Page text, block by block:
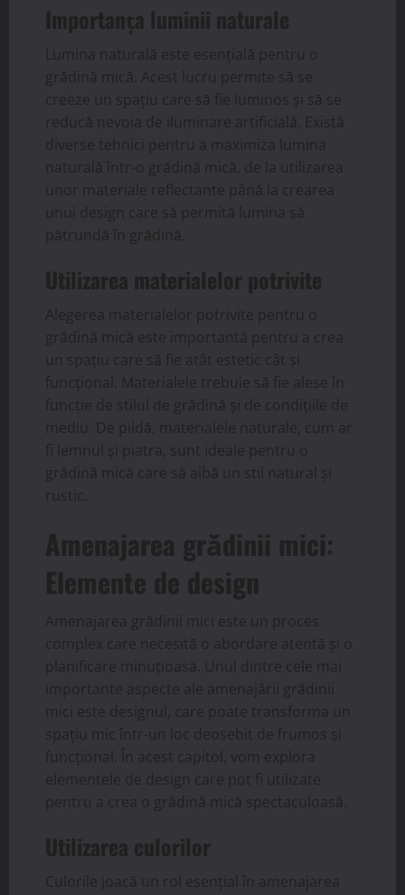
Importanța luminii naturale
Lumina naturală este esențială pentru o
grădină mică. Acest lucru permite să se
creeze un spațiu care să fie luminos și să se
reducă nevoia de iluminare artificială. Există
diverse tehnici pentru a maximiza lumina
naturală într-o grădină mică, de la utilizarea
unor materiale reflectante până la crearea
unui design care să permită lumina să
pătrundă în grădină.
Utilizarea materialelor potrivite
Alegerea materialelor potrivite pentru o
grădină mică este importantă pentru a crea
un spațiu care să fie atât estetic cât și
funcțional. Materialele trebuie să fie alese în
funcție de stilul de grădină și de condițiile de
mediu. De pildă, materialele naturale, cum ar
fi lemnul și piatra, sunt ideale pentru o
grădină mică care să aibă un stil natural și
rustic.
Amenajarea grădinii mici:
Elemente de design
Amenajarea grădinii mici este un proces
complex care necesită o abordare atentă și o
planificare minuțioasă. Unul dintre cele mai
importante aspecte ale amenajării grădinii
mici este designul, care poate transforma un
spațiu mic într-un loc deosebit de frumos și
funcțional. În acest capitol, vom explora
elementele de design care pot fi utilizate
pentru a crea o grădină mică spectaculoasă.
Utilizarea culorilor
Culorile joacă un rol esențial în amenajarea